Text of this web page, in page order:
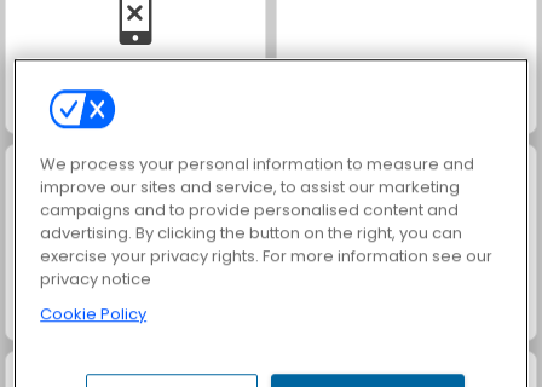
Family Relics
Free Gear
We process your personal information to measure and
improve our sites and service, to assist our marketing
campaigns and to provide personalised content and
advertising. By clicking the button on the right, you can
exercise your privacy rights. For more information see our
privacy notice
Cookie Policy